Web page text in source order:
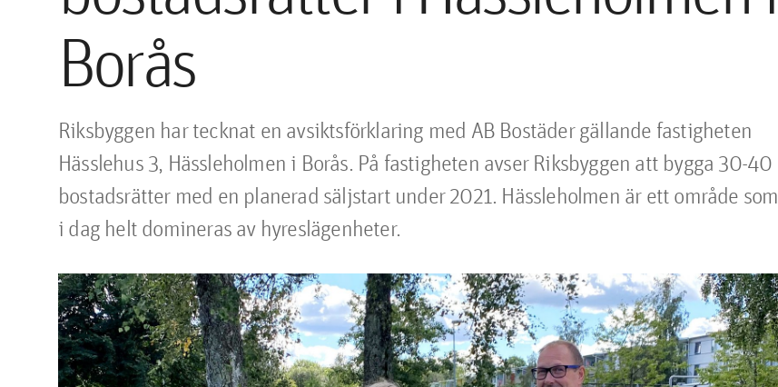
Borås
Riksbyggen har tecknat en avsiktsförklaring med AB Bostäder gällande fastigheten
Hässlehus 3, Hässleholmen i Borås. På fastigheten avser Riksbyggen att bygga 30-40
bostadsrätter med en planerad säljstart under 2021. Hässleholmen är ett område som
i dag helt domineras av hyreslägenheter.